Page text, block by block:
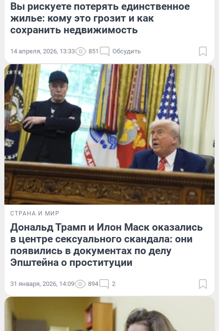
Вы рискуете потерять единственное
жилье: кому это грозит и как
сохранить недвижимость
14 апреля, 2026, 13:33 851 Обсудить
СТРАНА И МИР
Дональд Трамп и Илон Маск оказались
в центре сексуального скандала: они
появились в документах по делу
Эпштейна о проституции
31 января, 2026, 14:09 894 2